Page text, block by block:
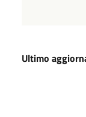
Ultimo